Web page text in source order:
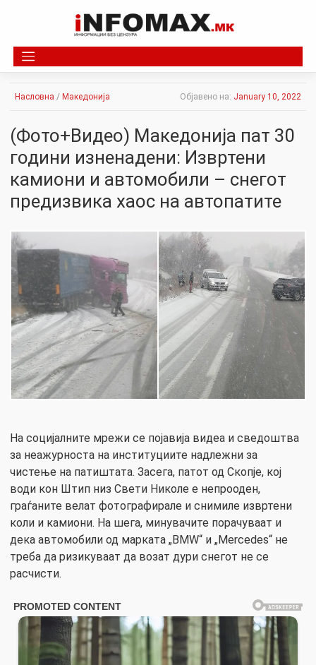
Насловна / Македонија Објавено на: January 10, 2022
(Фото+Видео) Македонија пат 30
години изненадени: Извртени
камиони и автомобили – cнегот
предизвика xaoc на автопатите
На социјалните мрежи се појавија видеа и сведоштва
за неажурноста на институциите надлежни за
чистење на патиштата. Засега, патот од Скопје, кој
води кон Штип низ Свети Николе е непрооден,
граѓаните велат фотографирале и снимиле извртени
коли и камиони. На шега, минувачите порачуваат и
дека автомобили од марката „BMW“ и „Mercedes“ не
треба да ризикуваат да возат дури снегот не се
расчисти.